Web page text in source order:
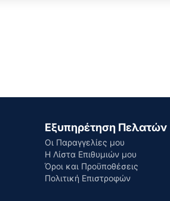
Εξυπηρέτηση Πελατών
Οι Παραγγελίες μου
Η Λίστα Επιθυμιών μου
Όροι και Προϋποθέσεις
Πολιτική Επιστροφών